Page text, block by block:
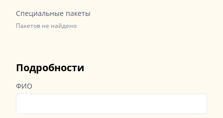
Специальные пакеты
Пакетов не найдено
Подробности
ФИО